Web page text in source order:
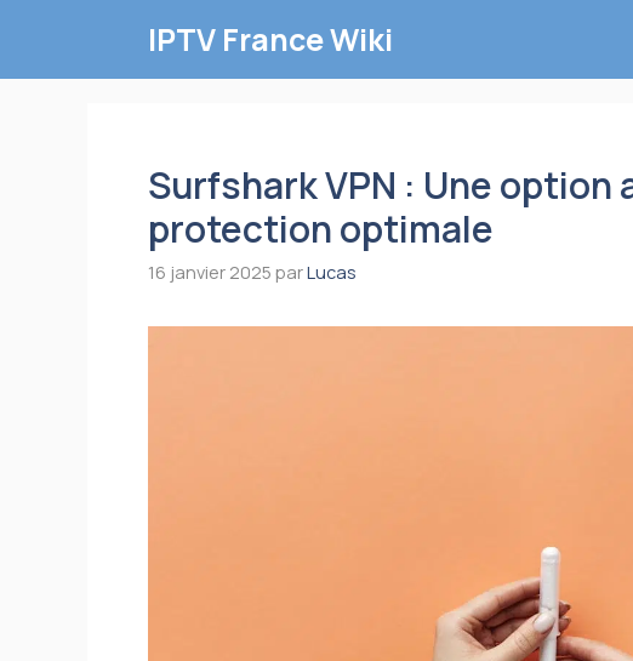
contenu
IPTV France Wiki
Surfshark VPN : Une option
protection optimale
16 janvier 2025 parLucas